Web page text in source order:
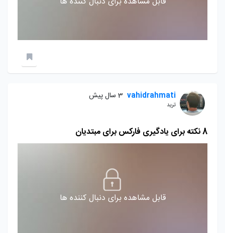
vahidrahmati 3 سال پیش
ترید
8 نکته برای یادگیری فارکس برای مبتدیان
قابل مشاهده برای دنبال کننده ها